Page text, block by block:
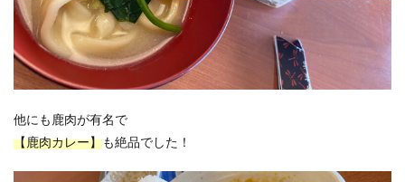
他にも鹿肉が有名で
【鹿肉カレー】も絶品でした！